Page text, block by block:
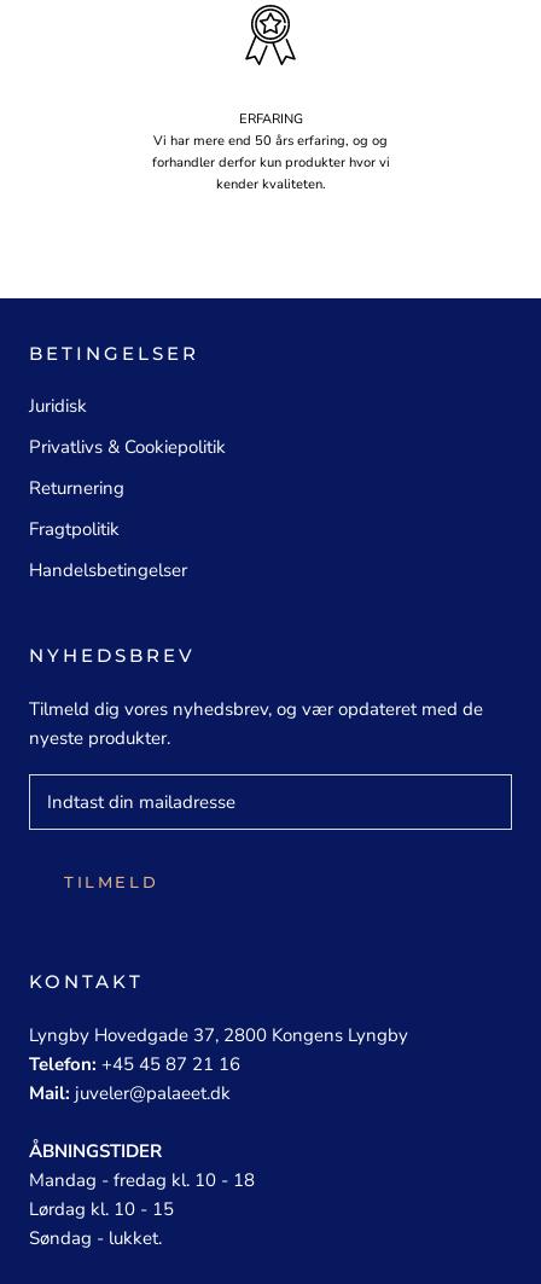
ERFARING
Vi har mere end 50 års erfaring, og og
forhandler derfor kun produkter hvor vi
kender kvaliteten.
BETINGELSER
Juridisk
Privatlivs & Cookiepolitik
Returnering
Fragtpolitik
Handelsbetingelser
NYHEDSBREV
Tilmeld dig vores nyhedsbrev, og vær opdateret med de
nyeste produkter.
TILMELD
KONTAKT
Lyngby Hovedgade 37, 2800 Kongens Lyngby
Telefon: +45 45 87 21 16
Mail: juveler@palaeet.dk
ÅBNINGSTIDER
Mandag - fredag kl. 10 - 18
Lørdag kl. 10 - 15
Søndag - lukket.